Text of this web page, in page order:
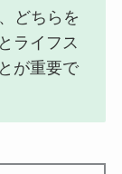
どちらを
ライフス
が重要で